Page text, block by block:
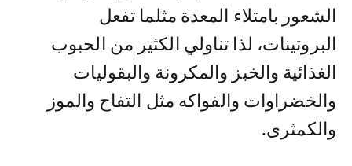
الشعور بامتلاء المعدة مثلما تفعل
البروتينات، لذا تناولي الكثير من الحبوب
الغذائية والخبز والمكرونة والبقوليات
والخضراوات والفواكه مثل التفاح والموز
والكمثرى.